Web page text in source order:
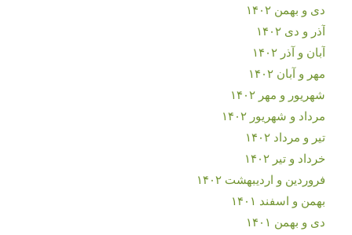
دی و بهمن ۱۴۰۲
آذر و دی ۱۴۰۲
آبان و آذر ۱۴۰۲
مهر و آبان ۱۴۰۲
شهریور و مهر ۱۴۰۲
مرداد و شهریور ۱۴۰۲
تیر و مرداد ۱۴۰۲
خرداد و تیر ۱۴۰۲
فروردین و اردیبهشت ۱۴۰۲
بهمن و اسفند ۱۴۰۱
دی و بهمن ۱۴۰۱